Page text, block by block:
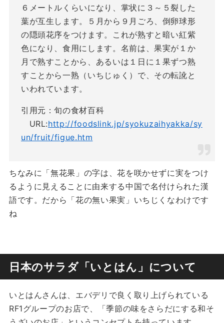
６メートルくらいになり、掌状に３～５裂した
葉が互生します。５月から９月ごろ、倒卵球形
の隠頭花序をつけます。これが熟すと暗い紅紫
色になり、食用にします。名前は、果実が１か
月で熟すことから、あるいは１日に１果ずつ熟
すことから一熟（いちじゅく）で、その転訛と
いわれています。
引用元：旬の食材百科
URL:http://foodslink.jp/syokuzaihyakka/sy
un/fruit/figue.htm
ちなみに「無花果」の字は、花を咲かせずに実をつけ
るように見えることに由来する中国で名付けられた漢
語です。だから「花の無い果実」いちじくなわけです
ね
日本のサラダ「いとはん」について
いとはんさんは、エバデリで良く取り上げられている
RF1グループのお店で、「季節の味をさらだにする和そ